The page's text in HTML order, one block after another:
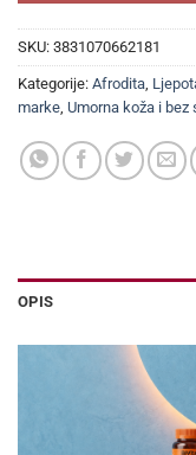
SKU: 3831070662181
Kategorije: Afrodita
marke Umorna koža i bez
OPIS